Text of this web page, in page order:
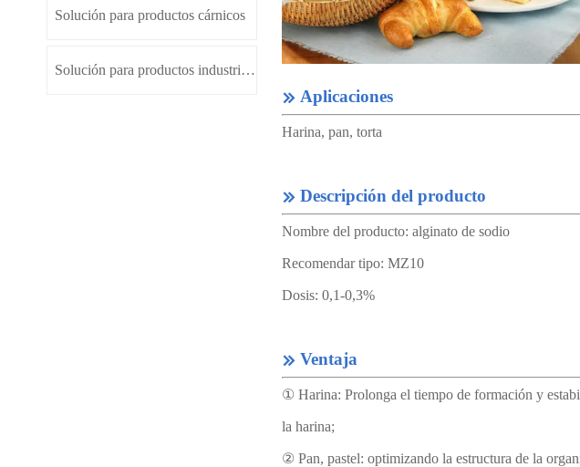
Solución para productos cárnicos
Solución para productos industriales
 Aplicaciones
Harina, pan, torta
 Descripción del producto
Nombre del producto: alginato de sodio
Recomendar tipo: MZ10
Dosis: 0,1-0,3%
 Ventaja
① Harina: Prolonga el tiempo de formación y
la harina;
② Pan, pastel: optimizando la estructura de la